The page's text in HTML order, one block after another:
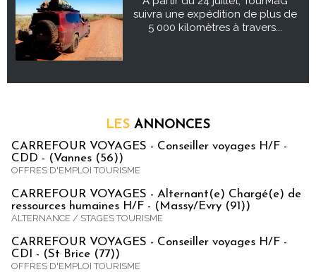
suivra une expédition de plus de
5 000 kilomètres à travers...
LES ANNONCES
CARREFOUR VOYAGES - Conseiller voyages H/F -
CDD - (Vannes (56))
OFFRES D'EMPLOI TOURISME
CARREFOUR VOYAGES - Alternant(e) Chargé(e) de
ressources humaines H/F - (Massy/Evry (91))
ALTERNANCE / STAGES TOURISME
CARREFOUR VOYAGES - Conseiller voyages H/F -
CDI - (St Brice (77))
OFFRES D'EMPLOI TOURISME